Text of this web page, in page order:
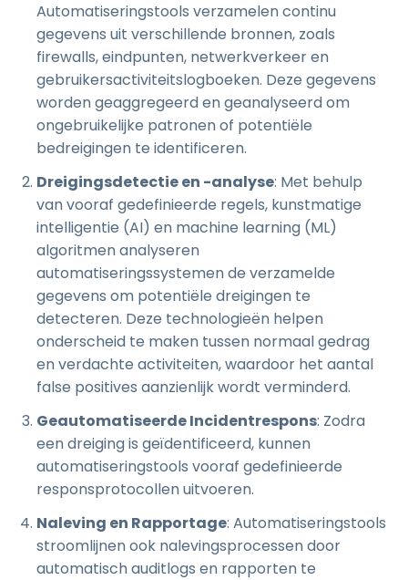
Automatiseringstools verzamelen continu
gegevens uit verschillende bronnen, zoals
firewalls, eindpunten, netwerkverkeer en
gebruikersactiviteitslogboeken. Deze gegevens
worden geaggregeerd en geanalyseerd om
ongebruikelijke patronen of potentiële
bedreigingen te identificeren.
Dreigingsdetectie en -analyse: Met behulp
van vooraf gedefinieerde regels, kunstmatige
intelligentie (AI) en machine learning (ML)
algoritmen analyseren
automatiseringssystemen de verzamelde
gegevens om potentiële dreigingen te
detecteren. Deze technologieën helpen
onderscheid te maken tussen normaal gedrag
en verdachte activiteiten, waardoor het aantal
false positives aanzienlijk wordt verminderd.
Geautomatiseerde Incidentrespons: Zodra
een dreiging is geïdentificeerd, kunnen
automatiseringstools vooraf gedefinieerde
responsprotocollen uitvoeren.
Naleving en Rapportage: Automatiseringstools
stroomlijnen ook nalevingsprocessen door
automatisch auditlogs en rapporten te